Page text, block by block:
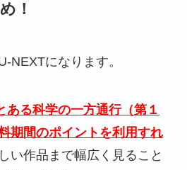
！
NEXTになります。
ある科学の一方通行（第１
期間のポイントを利用すれ
い作品まで幅広く見ること